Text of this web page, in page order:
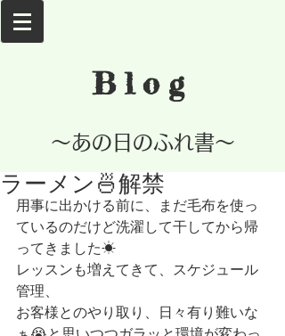
Blog
​～あの日のふれ書～
ラーメン🍜解禁
用事に出かける前に、まだ毛布を使っ
ているのだけど洗濯して干してから帰
ってきました☀
レッスンも増えてきて、スケジュール
管理、
お客様とのやり取り、日々有り難いな